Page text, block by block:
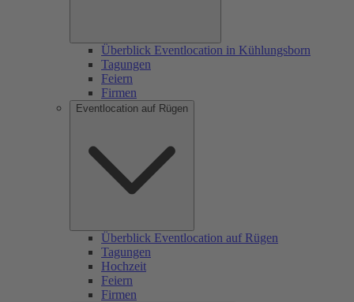
Überblick Eventlocation in Kühlungsborn
Tagungen
Feiern
Firmen
Eventlocation auf Rügen
Überblick Eventlocation auf Rügen
Tagungen
Hochzeit
Feiern
Firmen